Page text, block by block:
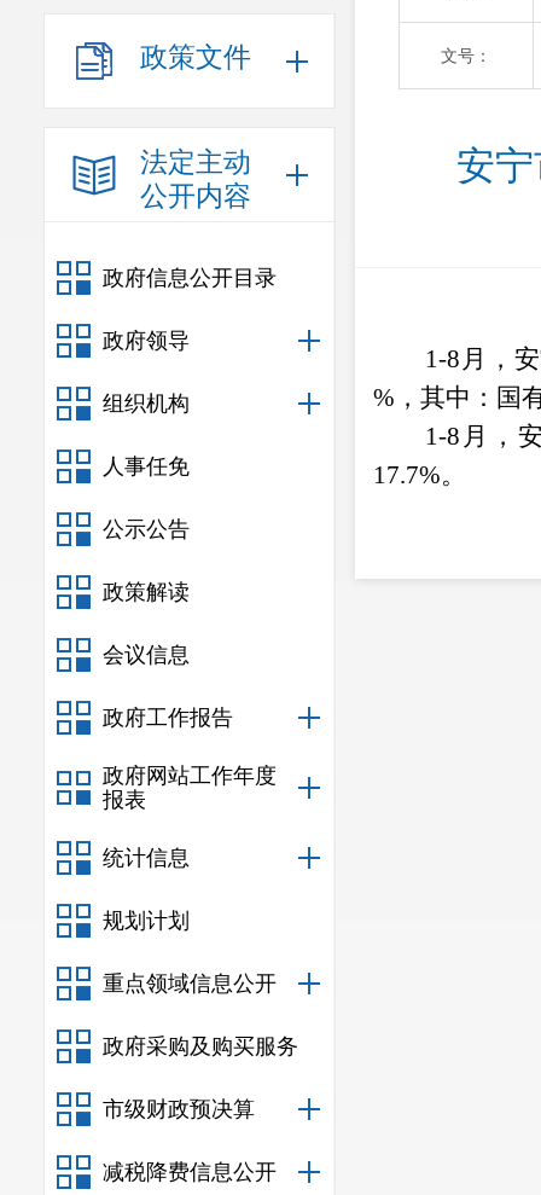
政策文件
法定主动
公开内容
政府信息公开目录
政府领导
组织机构
人事任免
公示公告
政策解读
会议信息
政府工作报告
政府网站工作年度
报表
统计信息
规划计划
重点领域信息公开
政府采购及购买服务
市级财政预决算
减税降费信息公开
文号：
安
1-8 月，
% ，其中：国
1-8 月，
17.7%。